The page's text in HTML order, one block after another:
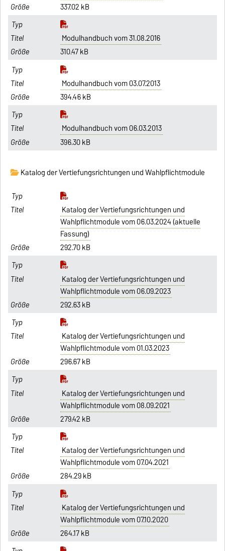
337.02 kB
Modulhandbuch vom 31.08.2016
310.47 kB
Modulhandbuch vom 03.07.2013
394.46 kB
Modulhandbuch vom 06.03.2013
396.30 kB
Katalog der Vertiefungsrichtungen und Wahlpflichtmodule
Katalog der Vertiefungsrichtungen und
Wahlpflichtmodule vom 06.03.2024 (aktuelle
Fassung)
292.70 kB
Katalog der Vertiefungsrichtungen und
Wahlpflichtmodule vom 06.09.2023
292.63 kB
Katalog der Vertiefungsrichtungen und
Wahlpflichtmodule vom 01.03.2023
296.67 kB
Katalog der Vertiefungsrichtungen und
Wahlpflichtmodule vom 08.09.2021
279.42 kB
Katalog der Vertiefungsrichtungen und
Wahlpflichtmodule vom 07.04.2021
284.29 kB
Katalog der Vertiefungsrichtungen und
Wahlpflichtmodule vom 07.10.2020
264.17 kB